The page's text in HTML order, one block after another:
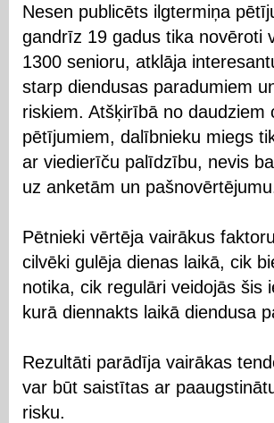
Nesen publicēts ilgtermiņa
gandrīz 19 gadus tika novēroti
1300 senioru, atklāja
starp diendusas paradumiem
riskiem. Atšķirībā no daudziem
pētījumiem, dalībnieku miegs
ar viedierīču palīdzību, nevis
uz anketām un
Pētnieki vērtēja vairākus
cilvēki gulēja dienas laikā, cik
notika, cik regulāri veidojās šis
kurā diennakts laikā diendusa
Rezultāti parādīja vairākas
var būt saistītas ar
risku.